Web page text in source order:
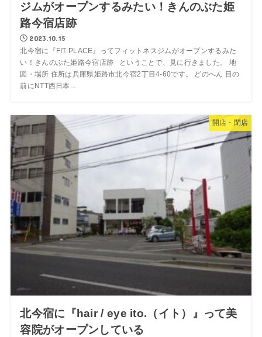
ジムがオープンするみたい！きんのぶた姫
路今宿店跡
2023.10.15
北今宿に『FIT PLACE』ってフィットネスジムがオープンするみた
い！きんのぶた姫路今宿店跡 ということで、見に行きました。 地
図・場所 住所は兵庫県姫路市北今宿2丁目4-60です。 どのへん 目の
前にNTT西日本...
開店・閉店
北今宿に『hair / eye ito.（イト）』って美
容院がオープンしている